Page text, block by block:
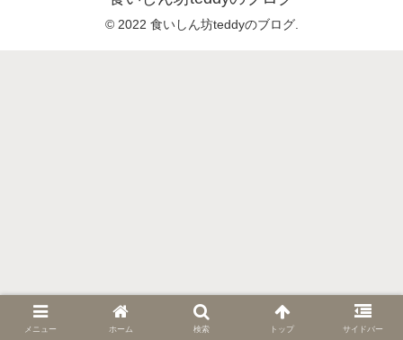
© 2022 食いしん坊teddyのブログ.
メニュー ホーム 検索 トップ サイドバー